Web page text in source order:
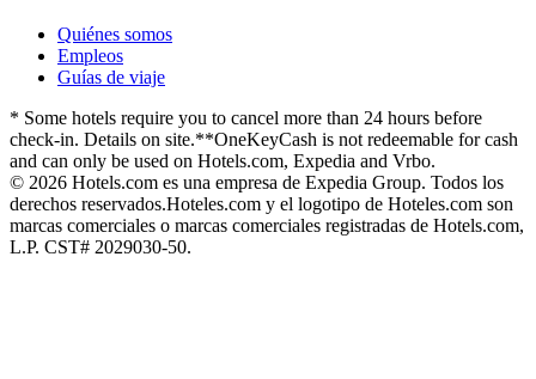
Quiénes somos
Empleos
Guías de viaje
* Some hotels require you to cancel more than 24 hours before
check-in. Details on site.**OneKeyCash is not redeemable for cash
and can only be used on Hotels.com, Expedia and Vrbo.
© 2026 Hotels.com es una empresa de Expedia Group. Todos los
derechos reservados.Hoteles.com y el logotipo de Hoteles.com son
marcas comerciales o marcas comerciales registradas de Hotels.com,
L.P. CST# 2029030-50.